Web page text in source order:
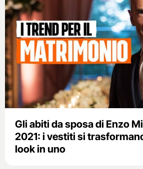
Gli abiti da sposa di Enzo
2021: i vestiti si
look in uno